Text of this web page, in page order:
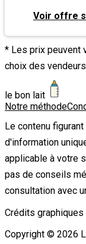
Voir offre
* Les prix peuvent
choix des
le bon lait
Notre méthode
Le contenu
d'information
applicable à votre
pas de conseils
consultation avec
Crédits graphiques
Copyright © 2026